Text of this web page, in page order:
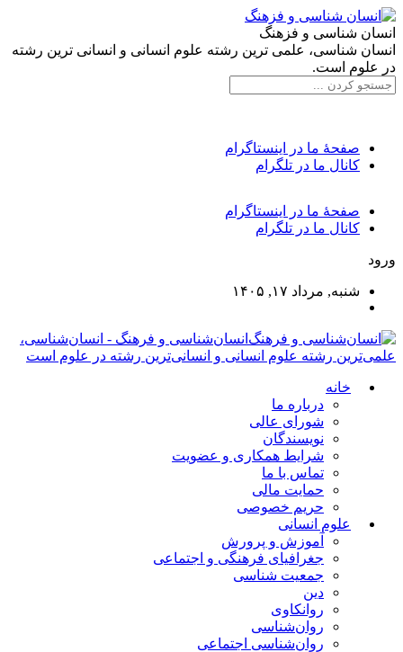
انسان شناسی و فزهنگ
انسان شناسی، علمی ترین رشته علوم انسانی و انسانی ترین رشته
در علوم است.
صفحۀ ما در اینستاگرام
کانال ما در تلگرام
صفحۀ ما در اینستاگرام
کانال ما در تلگرام
ورود
شنبه, مرداد ۱۷, ۱۴۰۵
انسان‌شناسی و فرهنگ - انسان‌شناسی،
علمی‌ترین رشته علوم انسانی و انسانی‌ترین رشته در علوم است
خانه
درباره ما
شورای عالی
نویسندگان
شرایط همکاری و عضویت
تماس با ما
حمایت مالی
حریم خصوصی
علوم انسانی
آموزش و پرورش
جغرافیای فرهنگی و اجتماعی
جمعیت شناسی
دین
روانکاوی
روان‌شناسی
روان‌شناسی اجتماعی